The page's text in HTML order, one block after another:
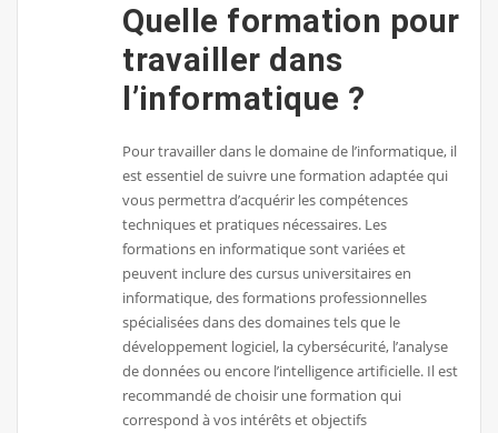
Quelle formation pour
travailler dans
l’informatique ?
Pour travailler dans le domaine de l’informatique, il
est essentiel de suivre une formation adaptée qui
vous permettra d’acquérir les compétences
techniques et pratiques nécessaires. Les
formations en informatique sont variées et
peuvent inclure des cursus universitaires en
informatique, des formations professionnelles
spécialisées dans des domaines tels que le
développement logiciel, la cybersécurité, l’analyse
de données ou encore l’intelligence artificielle. Il est
recommandé de choisir une formation qui
correspond à vos intérêts et objectifs